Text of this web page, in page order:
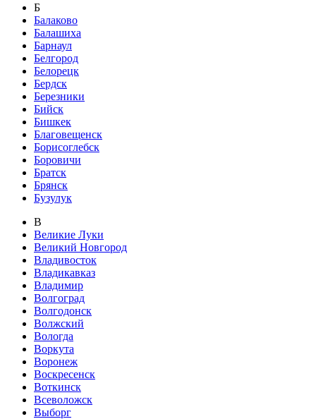
Б
Балаково
Балашиха
Барнаул
Белгород
Белорецк
Бердск
Березники
Бийск
Бишкек
Благовещенск
Борисоглебск
Боровичи
Братск
Брянск
Бузулук
В
Великие Луки
Великий Новгород
Владивосток
Владикавказ
Владимир
Волгоград
Волгодонск
Волжский
Вологда
Воркута
Воронеж
Воскресенск
Воткинск
Всеволожск
Выборг